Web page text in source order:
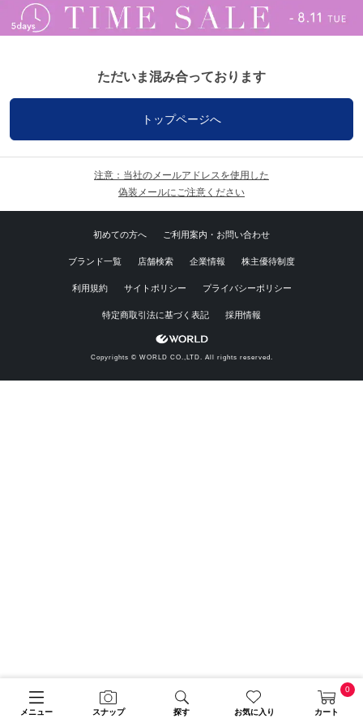
メニュー スナップ 探す お気に入り カート
0
ただいま混み合っております
トップページへ
注意：当社のメールアドレスを使用した
偽装メールにご注意ください
初めての方へ ご利用案内・お問い合わせ
ブランド一覧 店舗検索 企業情報 株主優待制度
利用規約 サイトポリシー プライバシーポリシー
特定商取引法に基づく表記 採用情報
Copyrights © WORLD CO.,LTD. All rights reserved.